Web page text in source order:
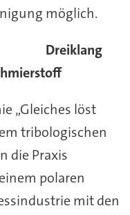
möglich.
Dreiklang
„Gleiches löst
tribologischen
die Praxis
polaren
mit den